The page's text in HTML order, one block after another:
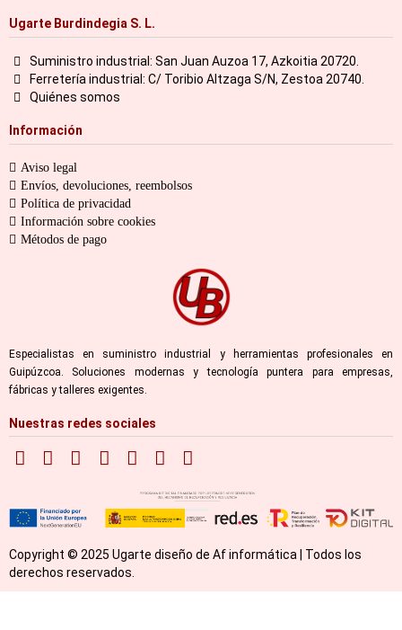
Ugarte Burdindegia S. L.
Suministro industrial: San Juan Auzoa 17, Azkoitia 20720.
Ferretería industrial: C/ Toribio Altzaga S/N, Zestoa 20740.
Quiénes somos
Información
Aviso legal
Envíos, devoluciones, reembolsos
Política de privacidad
Información sobre cookies
Métodos de pago
Especialistas en suministro industrial y herramientas profesionales en
Guipúzcoa. Soluciones modernas y tecnología puntera para empresas,
fábricas y talleres exigentes.
Nuestras redes sociales
Copyright © 2025 Ugarte diseño de Af informática | Todos los
derechos reservados.